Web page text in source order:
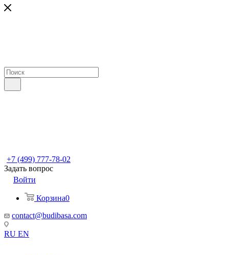
+7 (499) 777-78-02
Задать вопрос
Войти
Корзина0
contact@budibasa.com
RU EN